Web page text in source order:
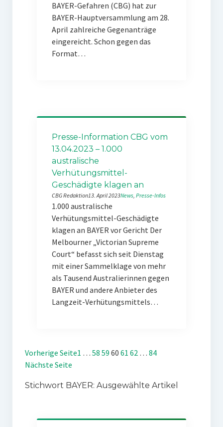
BAYER-Gefahren (CBG) hat zur
BAYER-Hauptversammlung am 28.
April zahlreiche Gegenanträge
eingereicht. Schon gegen das
Format…
Presse-Information CBG vom
13.04.2023 – 1.000
australische
Verhütungsmittel-
Geschädigte klagen an
CBG Redaktion13. April 2023News, Presse-Infos
1.000 australische
Verhütungsmittel-Geschädigte
klagen an BAYER vor Gericht Der
Melbourner „Victorian Supreme
Court“ befasst sich seit Dienstag
mit einer Sammelklage von mehr
als Tausend Australierinnen gegen
BAYER und andere Anbieter des
Langzeit-Verhütungsmittels…
Vorherige Seite1 … 58 59 60 61 62 … 84
Nächste Seite
Stichwort BAYER: Ausgewählte Artikel